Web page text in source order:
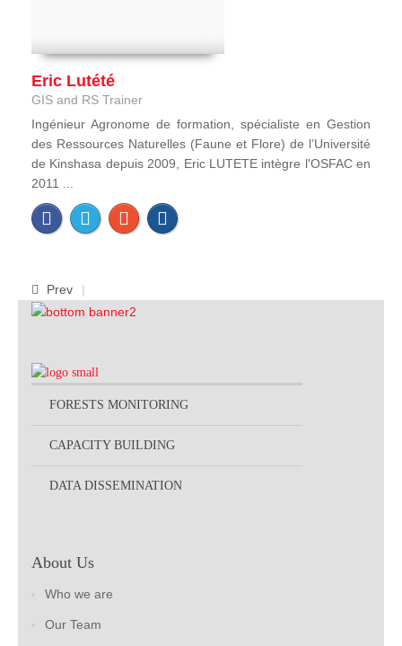
Eric Lutété
GIS and RS Trainer
Ingénieur Agronome de formation, spécialiste en Gestion
des Ressources Naturelles (Faune et Flore) de l’Université
de Kinshasa depuis 2009, Eric LUTETE intègre l'OSFAC en
2011 ...
Prev
FORESTS MONITORING
CAPACITY BUILDING
DATA DISSEMINATION
About Us
Who we are
Our Team